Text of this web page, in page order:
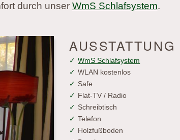
durch unser WmS Schlafsystem.
AUSSTATTUNG
WmS Schlafsystem
WLAN kostenlos
Safe
Flat-TV / Radio
Schreibtisch
Telefon
Holzfußboden